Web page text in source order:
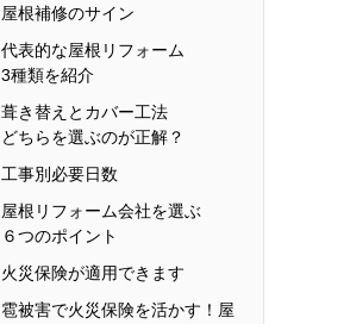
屋根補修のサイン
代表的な屋根リフォーム
3種類を紹介
葺き替えとカバー工法
どちらを選ぶのが正解？
工事別必要日数
屋根リフォーム会社を選ぶ
６つのポイント
火災保険が適用できます
雹被害で火災保険を活かす！屋